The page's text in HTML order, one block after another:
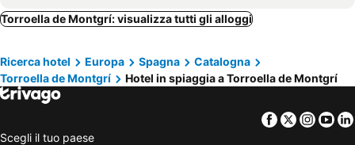
Castellón de Ampurias, hotel spiaggia
Corsá, hotel spiaggia
Palau-sator, hotel spiaggia
Calonge, hotel spiaggia
Forallac, hotel spiaggia
Torroella de Montgrí: visualizza tutti gli alloggi
Ricerca hotel Europa Spagna
Catalogna
Torroella de Montgrí
Hotel in spiaggia a Torroella de Montgrí
Facebook
Twitter
Scegli il tuo paese